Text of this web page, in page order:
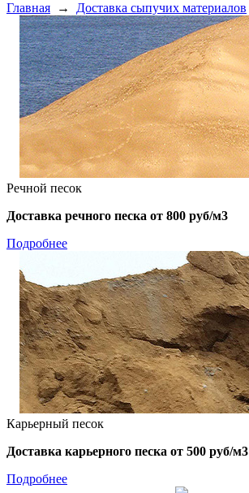
Главная → Доставка сыпучих материалов
Речной песок
Доставка речного песка от 800 руб/м3
Подробнее
Карьерный песок
Доставка карьерного песка от 500 руб/м3
Подробнее